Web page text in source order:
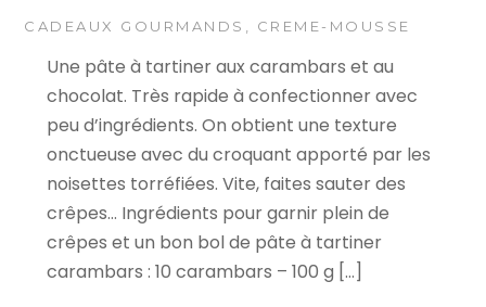
CADEAUX GOURMANDS , CREME-MOUSSE
Une pâte à tartiner aux carambars et au
chocolat. Très rapide à confectionner avec
peu d’ingrédients. On obtient une texture
onctueuse avec du croquant apporté par les
noisettes torréfiées. Vite, faites sauter des
crêpes… Ingrédients pour garnir plein de
crêpes et un bon bol de pâte à tartiner
carambars : 10 carambars – 100 g […]